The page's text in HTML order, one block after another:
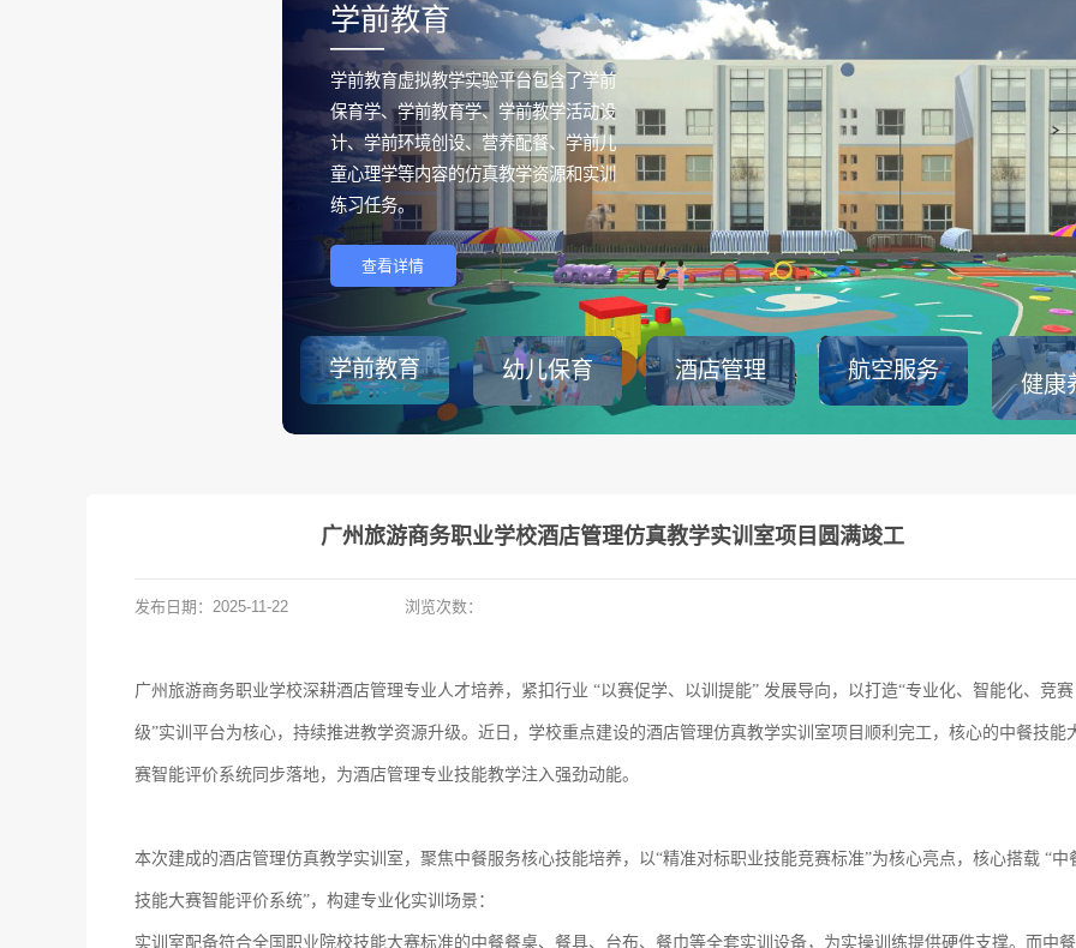
学前教育
——
学前教育虚拟教学实验平台包含了学前
保育学、学前教育学、学前教学活动设
计、学前环境创设、营养配餐、学前儿
童心理学等内容的仿真教学资源和实训
练习任务。
查看详情
学前教育 幼儿保育 酒店管理 航空服务
健康
广州旅游商务职业学校酒店管理仿真教学实训室项目圆满竣工
发布日期： 2025-11-22 浏览次数：
广州旅游商务职业学校深耕酒店管理专业人才培养，紧扣行业 “以赛促学、以训提能” 发展导向，以打造“专业化、智能化、竞赛
级”实训平台为核心，持续推进教学资源升级。近日，学校重点建设的酒店管理仿真教学实训室项目顺利完工，核心的中餐技能
赛智能评价系统同步落地，为酒店管理专业技能教学注入强劲动能。
本次建成的酒店管理仿真教学实训室，聚焦中餐服务核心技能培养，以“精准对标职业技能竞赛标准”为核心亮点，核心搭载 “中
技能大赛智能评价系统”，构建专业化实训场景：
实训室配备符合全国职业院校技能大赛标准的中餐餐桌、餐具、台布、餐巾等全套实训设备，为实操训练提供硬件支撑。而中餐